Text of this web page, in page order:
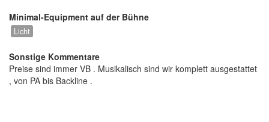
Minimal-Equipment auf der Bühne
Licht
Sonstige Kommentare
Preise sind immer VB . Musikalisch sind wir komplett ausgestattet
, von PA bis Backline .